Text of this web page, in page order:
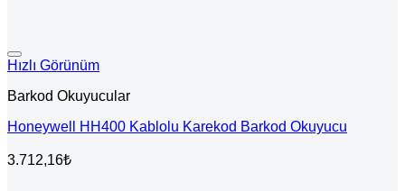
Hızlı Görünüm
Barkod Okuyucular
Honeywell HH400 Kablolu Karekod Barkod Okuyucu
3.712,16₺